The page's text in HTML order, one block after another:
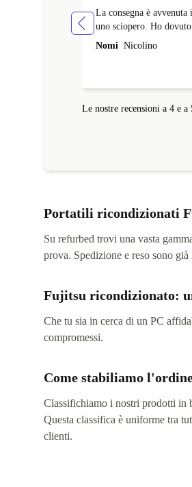
La consegna è
uno sciopero. Ho
comprendere i motivi
Nomi Nicolino
Le nostre recensioni a 4 e a
Portatili ricondizionati
Su refurbed trovi una vasta
prova. Spedizione e reso sono
Fujitsu ricondizionato:
Che tu sia in cerca di un PC
compromessi.
Come stabiliamo
Classifichiamo i nostri prodotti in
Questa classifica è uniforme tra
clienti.